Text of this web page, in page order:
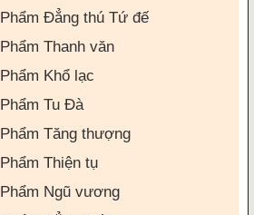
Phẩm Đẳng thú Tứ đế
Phẩm Thanh văn
Phẩm Khổ lạc
Phẩm Tu Ðà
Phẩm Tăng thượng
Phẩm Thiện tụ
Phẩm Ngũ vương